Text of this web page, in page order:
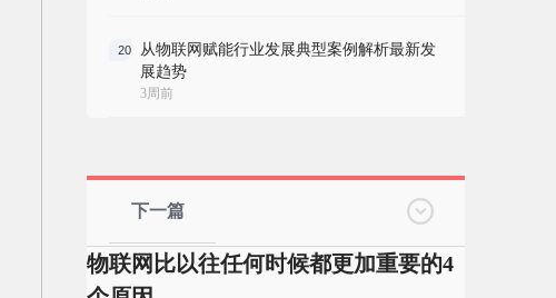
20
从物联网赋能行业发展典型案例解析最新发
展趋势
3周前
下一篇
物联网比以往任何时候都更加重要的4